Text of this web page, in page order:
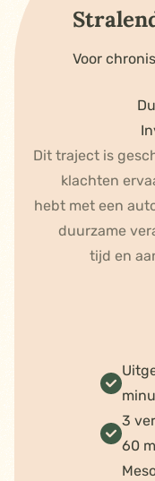
Voor
Dit traject is
klachten
hebt met een
duurzame
tijd en
3
60